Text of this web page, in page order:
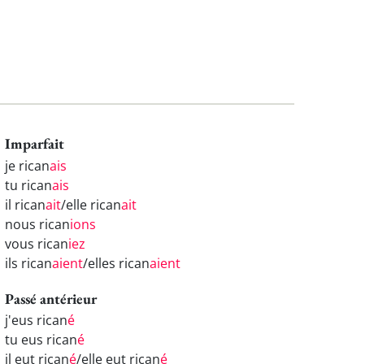
Imparfait
je ricanais
tu ricanais
il ricanait/elle ricanait
nous ricanions
vous ricaniez
ils ricanaient/elles ricanaient
Passé antérieur
j'eus ricané
tu eus ricané
il eut ricané/elle eut ricané